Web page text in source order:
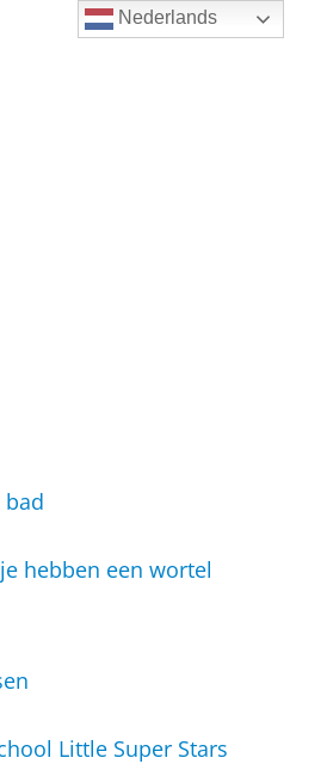
bad
hebben een wortel
Little Super Stars
Nederlands